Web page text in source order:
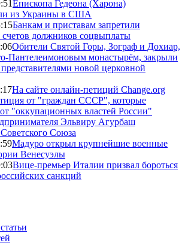
Епископа Гедеона (Харона)
из Украины в США
Банкам и приставам запретили
счетов должников соцвыплаты
Обители Святой Горы, Зограф и Дохиар,
Пантелеимоновым монастырём, закрыли
новой церковной
На сайте онлайн-петиций Change.org
от "граждан СССР", которые
"оккупационных властей России"
Эльвиру Агурбаш
Союза
Мадуро открыл крупнейшие военные
Венесуэлы
Вице-премьер Италии призвал бороться
санкций